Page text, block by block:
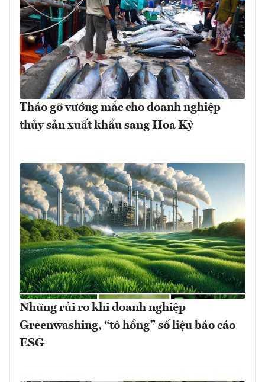
Tháo gỡ vướng mắc cho doanh nghiệp
thủy sản xuất khẩu sang Hoa Kỳ
Những rủi ro khi doanh nghiệp
Greenwashing, “tô hồng” số liệu báo cáo
ESG